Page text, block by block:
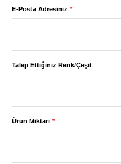
E-Posta Adresiniz
Talep Ettiğiniz Renk/Çeşit
Ürün Miktarı